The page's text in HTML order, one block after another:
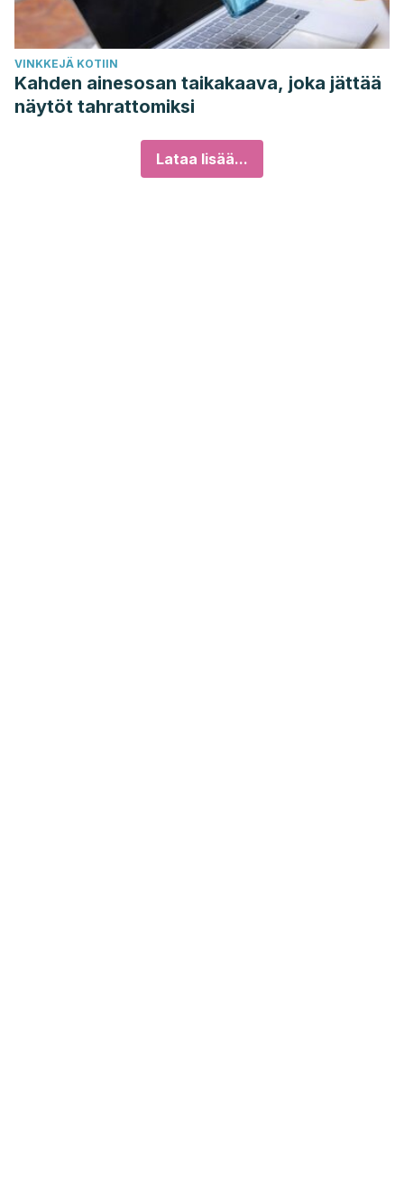
VINKKEJÄ KOTIIN
Kahden ainesosan taikakaava, joka jättää
näytöt tahrattomiksi
Lataa lisää...